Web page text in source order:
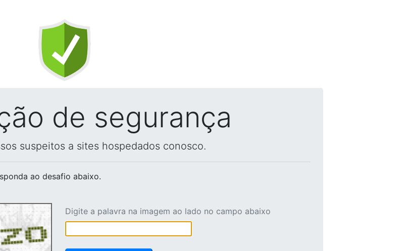
de segurança
suspeitos a sites hospedados conosco.
ao desafio abaixo.
Digite a palavra na imagem ao lado no campo abaixo